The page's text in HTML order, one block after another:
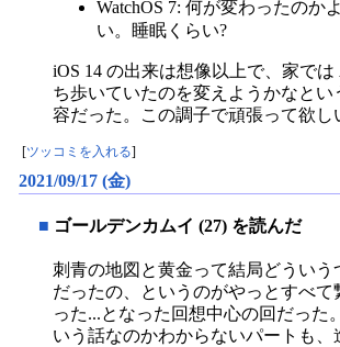
WatchOS 7: 何が変わったのか
い。睡眠くらい?
iOS 14 の出来は想像以上で、家では
ち歩いていたのを変えようかなとい
容だった。この調子で頑張って欲し
[ツッコミを入れる]
2021/09/17 (金)
■ ゴールデンカムイ (27) を読んだ
刺青の地図と黄金って結局どういう
だったの、というのがやっとすべて
った...となった回想中心の回だった
いう話なのかわからないパートも、